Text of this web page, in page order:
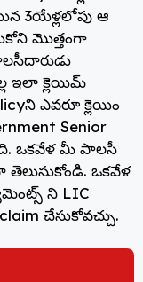
3యేళ్లలోపు ఆ
మొత్తంగా
ఇలా క్లెయిమ్
ఎవరూ క్లెయిం
Senior
ఒకవేళ మీ పాలసీ
ఒకవేళ
ని LIC
చేసుకోవచ్చు.